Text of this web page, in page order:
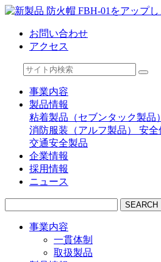
お問い合わせ
アクセス
事業内容
製品情報
粘着製品（セブンタック製品）
消防服装（アルフ製品） 安全
交通安全製品
企業情報
採用情報
ニュース
SEARCH
事業内容
一貫体制
取扱製品